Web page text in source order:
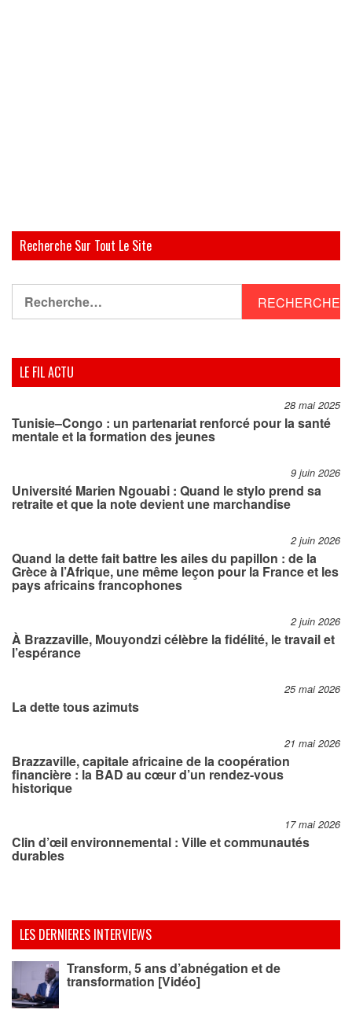
Recherche Sur Tout Le Site
LE FIL ACTU
28 mai 2025
Tunisie–Congo : un partenariat renforcé pour la santé
mentale et la formation des jeunes
9 juin 2026
Université Marien Ngouabi : Quand le stylo prend sa
retraite et que la note devient une marchandise
2 juin 2026
Quand la dette fait battre les ailes du papillon : de la
Grèce à l’Afrique, une même leçon pour la France et les
pays africains francophones
2 juin 2026
À Brazzaville, Mouyondzi célèbre la fidélité, le travail et
l’espérance
25 mai 2026
La dette tous azimuts
21 mai 2026
Brazzaville, capitale africaine de la coopération
financière : la BAD au cœur d’un rendez-vous
historique
17 mai 2026
Clin d’œil environnemental : Ville et communautés
durables
LES DERNIERES INTERVIEWS
Transform, 5 ans d’abnégation et de
transformation [Vidéo]